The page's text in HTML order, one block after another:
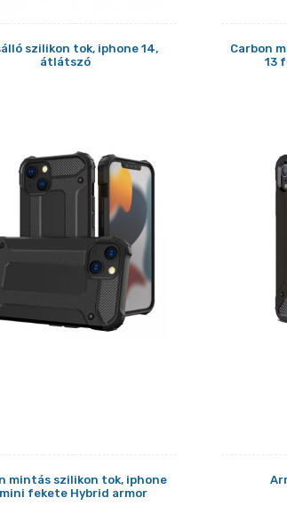
szilikon tok, iphone 14,
átlátszó
Carbon
13
mintás szilikon tok, iphone
mini fekete Hybrid armor